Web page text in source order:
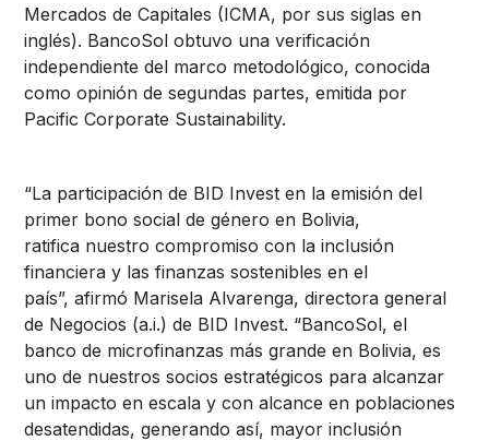
Mercados de Capitales (ICMA, por sus siglas en
inglés). BancoSol obtuvo una verificación
independiente del marco metodológico, conocida
como opinión de segundas partes, emitida por
Pacific Corporate Sustainability.
“La participación de BID Invest en la emisión del
primer bono social de género en Bolivia,
ratifica nuestro compromiso con la inclusión
financiera y las finanzas sostenibles en el
país”, afirmó Marisela Alvarenga, directora general
de Negocios (a.i.) de BID Invest. “BancoSol, el
banco de microfinanzas más grande en Bolivia, es
uno de nuestros socios estratégicos para alcanzar
un impacto en escala y con alcance en poblaciones
desatendidas, generando así, mayor inclusión